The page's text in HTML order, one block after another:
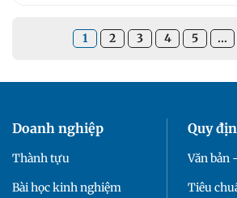
1 2 3 4 5 ...
Doanh nghiệp
Thành tựu
Bài học kinh nghiệm
Quy
Văn bản
Tiêu